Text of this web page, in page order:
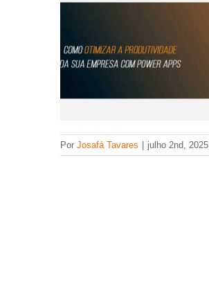
Por Josafá Tavares julho 2nd, 2025